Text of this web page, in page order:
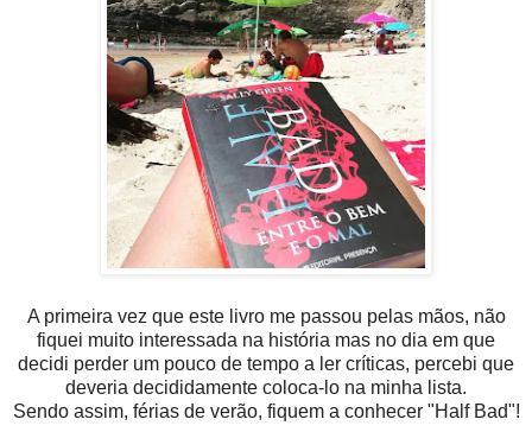
A primeira vez que este livro me passou pelas mãos, não
fiquei muito interessada na história mas no dia em que
decidi perder um pouco de tempo a ler críticas, percebi que
deveria decididamente coloca-lo na minha lista.
Sendo assim, férias de verão, fiquem a conhecer "Half Bad"!